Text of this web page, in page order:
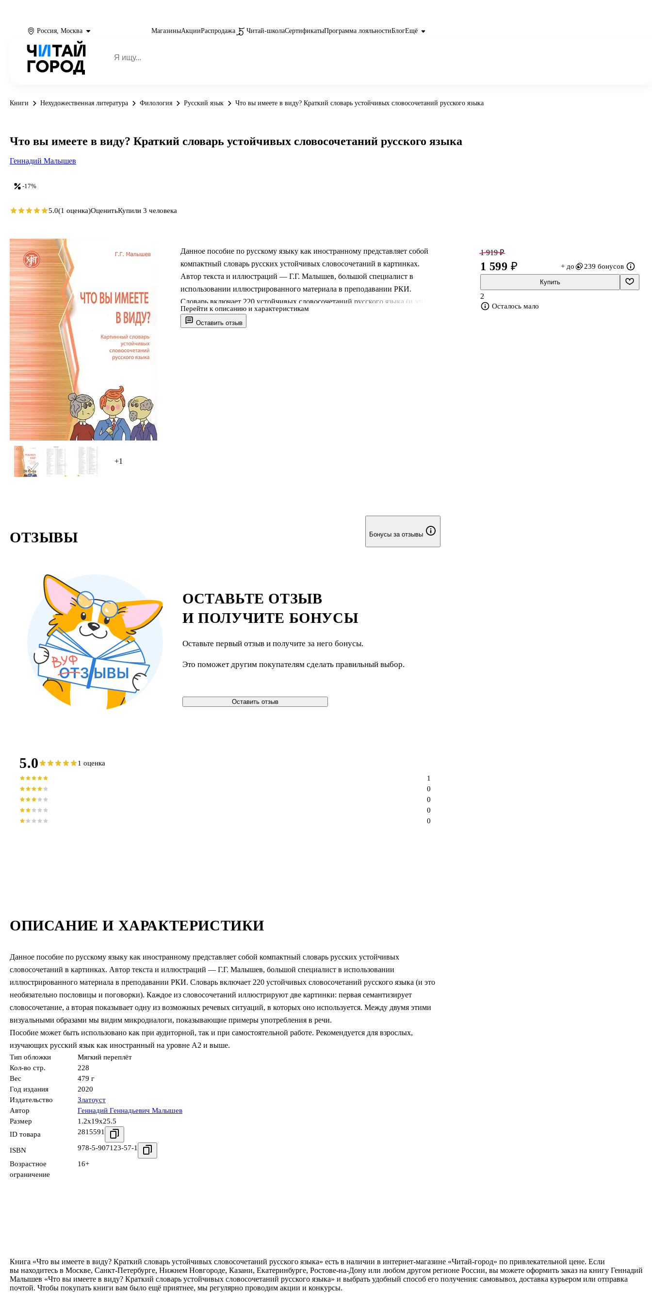
Россия, Москва МагазиныАкцииРаспродажа Читай-школаСертификатыПрограмма лояльностиБлогЕщё
Книги Нехудожественная литература Филология Русский язык Что вы имеете в виду? Краткий словарь устойчивых словосочетаний русского языка
+1
Оставить отзыв
Данное пособие по русскому языку как иностранному представляет собой
компактный словарь русских устойчивых словосочетаний в картинках.
Автор текста и иллюстраций — Г.Г. Малышев, большой специалист в
использовании иллюстрированного материала в преподавании РКИ.
Словарь включает 220 устойчивых словосочетаний русского языка (и это
необязательно пословицы и поговорки). Каждое из словосочетаний
иллюстрируют две картинки: первая семантизирует словосочетание, а вторая
Перейти к описанию и характеристикам
-17%
Что вы имеете в виду? Краткий словарь устойчивых словосочетаний русского языка
Геннадий Малышев
5.0(1 оценка)ОценитьКупили 3 человека
1 919 ₽
1 599 ₽ + до 239 бонусов
Купить
2
Осталось мало
ОПИСАНИЕ И ХАРАКТЕРИСТИКИ
Данное пособие по русскому языку как иностранному представляет собой компактный словарь русских устойчивых
словосочетаний в картинках. Автор текста и иллюстраций — Г.Г. Малышев, большой специалист в использовании
иллюстрированного материала в преподавании РКИ. Словарь включает 220 устойчивых словосочетаний русского языка (и это
необязательно пословицы и поговорки). Каждое из словосочетаний иллюстрируют две картинки: первая семантизирует
словосочетание, а вторая показывает одну из возможных речевых ситуаций, в которых оно используется. Между двумя этими
визуальными образами мы видим микродиалоги, показывающие примеры употребления в речи.
Пособие может быть использовано как при аудиторной, так и при самостоятельной работе. Рекомендуется для взрослых,
изучающих русский язык как иностранный на уровне А2 и выше.
Тип обложки
Мягкий переплёт
Кол-во стр.
228
Вес
479 г
Год издания
2020
Издательство
Златоуст
Автор
Геннадий Геннадьевич Малышев
Размер
1.2x19x25.5
ID товара
2815591
ISBN 978-5-907123-57-1
Возрастное
ограничение
16+
ОТЗЫВЫ Бонусы за отзывы
ОСТАВЬТЕ ОТЗЫВ
И ПОЛУЧИТЕ БОНУСЫ
Оставьте первый отзыв и получите за него бонусы.
Это поможет другим покупателям сделать правильный выбор.
Оставить отзыв
5.0 1 оценка
0
0
0
0
1
Книга «Что вы имеете в виду? Краткий словарь устойчивых словосочетаний русского языка» есть в наличии в интернет-магазине «Читай-город» по привлекательной цене. Если
вы находитесь в Москве, Санкт-Петербурге, Нижнем Новгороде, Казани, Екатеринбурге, Ростове-на-Дону или любом другом регионе России, вы можете оформить заказ на книгу Геннадий
Малышев «Что вы имеете в виду? Краткий словарь устойчивых словосочетаний русского языка» и выбрать удобный способ его получения: самовывоз, доставка курьером или отправка
почтой. Чтобы покупать книги вам было ещё приятнее, мы регулярно проводим акции и конкурсы.